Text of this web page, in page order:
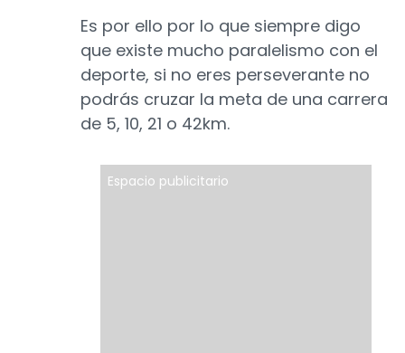
Es por ello por lo que siempre digo
que existe mucho paralelismo con el
deporte, si no eres perseverante no
podrás cruzar la meta de una carrera
de 5, 10, 21 o 42km.
Espacio publicitario